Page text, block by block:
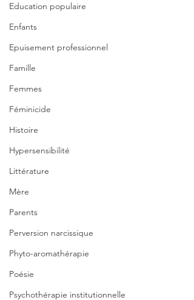
Education populaire
Enfants
Epuisement professionnel
Famille
Femmes
Féminicide
Histoire
Hypersensibilité
Littérature
Mère
Parents
Perversion narcissique
Phyto-aromathérapie
Poésie
Psychothérapie institutionnelle